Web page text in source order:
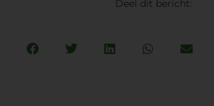
Deel dit bericht: